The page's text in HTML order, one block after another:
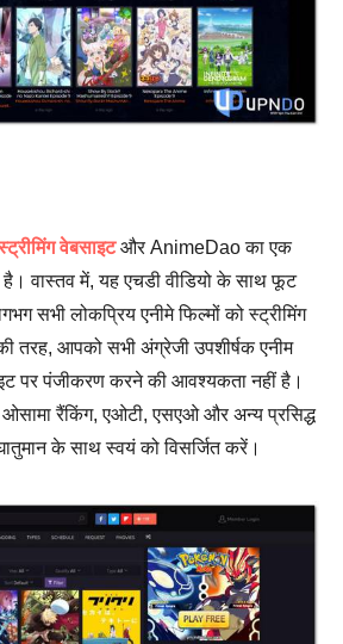
वेबसाइटऔर AnimeDao का एक
वास्तव में, यह एचडी वीडियो के साथ फूट
सभी लोकप्रिय एनीमे फिल्मों को स्ट्रीमिंग
तरह, आपको सभी अंग्रेजी उपशीर्षक एनीम
पर पंजीकरण करने की आवश्यकता नहीं है।
रैंकिंग, एओटी, एसएओ और अन्य प्रसिद्ध
के साथ स्वयं को विसर्जित करें।